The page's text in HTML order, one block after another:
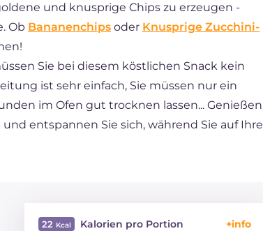
und knusprige Chips zu erzeugen -
Ob Bananenchips oder Knusprige Zucchini-
Sie bei diesem köstlichen Snack kein
ist sehr einfach, Sie müssen nur ein
im Ofen gut trocknen lassen... Genießen
entspannen Sie sich, während Sie auf Ihre
22 Kalorien pro Portion